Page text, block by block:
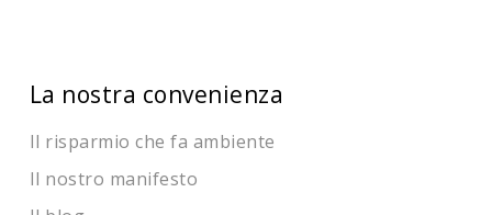
La nostra convenienza
Il risparmio che fa ambiente
Il nostro manifesto